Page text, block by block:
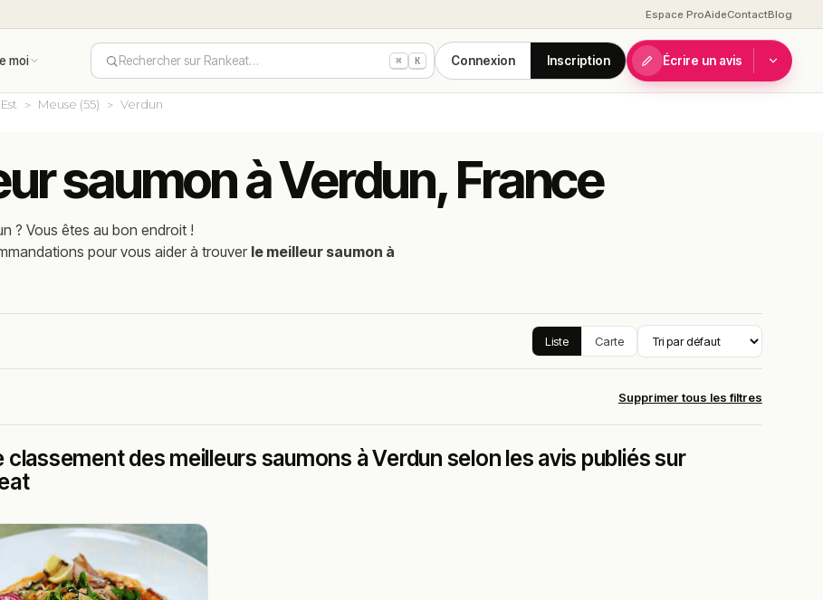
Espace ProAideContactBlog
moi Rechercher sur Rankeat… ⌘ K Connexion Inscription Écrire un avis
Meuse (55) Verdun
saumon à Verdun, France
? Vous êtes au bon endroit !
pour vous aider à trouver le meilleur saumon à
Liste Carte
Supprimer tous les filtres
classement des meilleurs saumons à Verdun selon les avis publiés sur